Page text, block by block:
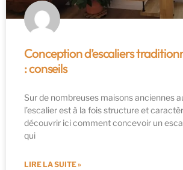
Conception d’escaliers
: conseils
Sur de nombreuses maisons anciennes
l’escalier est à la fois structure et
découvrir ici comment concevoir un
qui
LIRE LA SUITE »